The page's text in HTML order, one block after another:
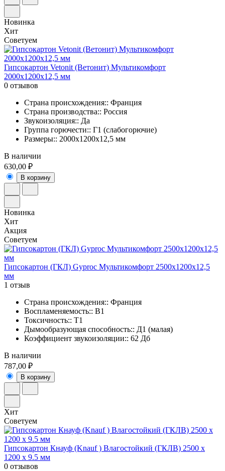
Новинка
Хит
Советуем
Гипсокартон Vetonit (Ветонит) Мультикомфорт
2000х1200х12,5 мм
0 отзывов
Страна происхождения:: Франция
Страна производства:: Россия
Звукоизоляция:: Да
Группа горючести:: Г1 (слабогорючие)
Размеры:: 2000х1200х12,5 мм
В наличии
630,00 ₽
В корзину
Новинка
Хит
Акция
Советуем
Гипсокартон (ГКЛ) Gyproc Мультикомфорт 2500х1200х12,5
мм
1 отзыв
Страна происхождения:: Франция
Воспламеняемость:: В1
Токсичность:: Т1
Дымообразующая способность:: Д1 (малая)
Коэффициент звукоизоляции:: 62 Дб
В наличии
787,00 ₽
В корзину
Хит
Советуем
Гипсокартон Кнауф (Knauf ) Влагостойкий (ГКЛВ) 2500 х
1200 х 9.5 мм
0 отзывов